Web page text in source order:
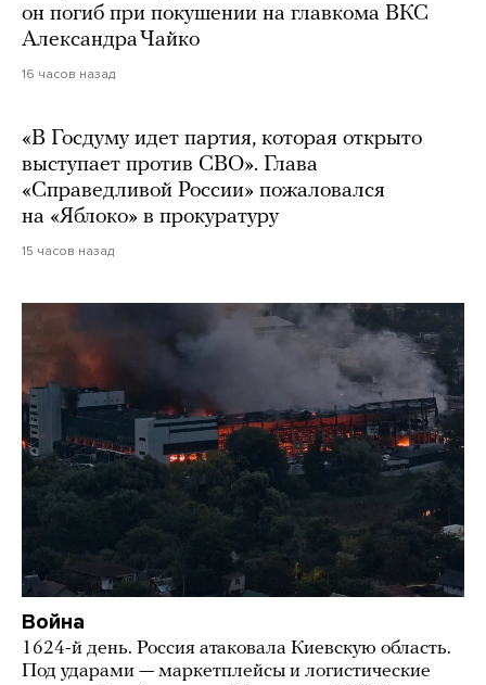
он погиб при покушении на главкома ВКС
Александра Чайко
16 часов назад
«В Госдуму идет партия, которая открыто
выступает против СВО». Глава
«Справедливой России» пожаловался
на «Яблоко» в прокуратуру
15 часов назад
Война
1624-й день. Россия атаковала Киевскую область.
Под ударами — маркетплейсы и логистические